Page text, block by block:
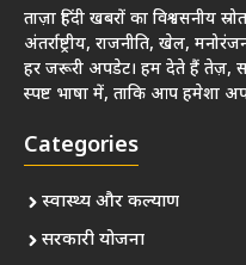
ताज़ा हिंदी खबरों का विश्वसनीय
अंतर्राष्ट्रीय, राजनीति, खेल,
हर जरूरी अपडेट। हम देते हैं तेज़,
स्पष्ट भाषा में, ताकि आप हमेशा
Categories
स्वास्थ्य और कल्याण
सरकारी योजना